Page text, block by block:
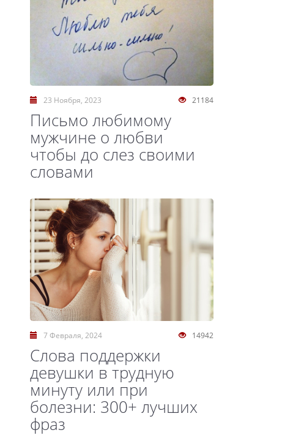
21184
23 Ноября, 2023
Письмо любимому
мужчине о любви
чтобы до слез своими
словами
14942
7 Февраля, 2024
Слова поддержки
девушки в трудную
минуту или при
болезни: 300+ лучших
фраз